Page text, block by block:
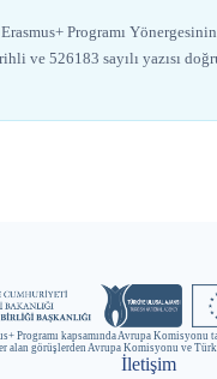
Programı
ve 526183 sayılı yazısı
Programı kapsamında Avrupa Komisyonu
alan görüşlerden Avrupa Komisyonu ve
İletişim